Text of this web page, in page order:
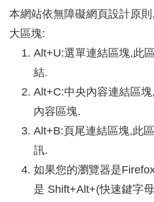
本網站依無障礙網頁設計原
大區塊:
Alt+U:選單連結區塊,此
結.
Alt+C:中央內容連結區
內容區塊.
Alt+B:頁尾連結區塊,此
訊.
如果您的瀏覽器是
是 Shift+Alt+(快速鍵字